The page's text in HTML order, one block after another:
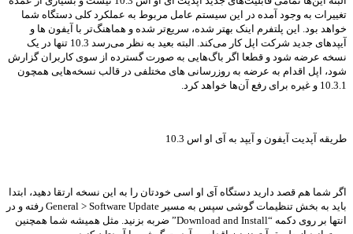
تغییرات به وجود آمده در این سیستم عامل مربوط به عملکرد کلی دستگاه شما
خواهد بود. این پلتفرم اینک بهتر شده، سریع‌تر شده و هماهنگ‌تر با آیفون ها و
آیپدهای جدید شرکت اپل کار می‌کند. البته بعید به نظر می‌رسد 10.3 تنها در یک
نسخه عرضه شود و قطعا اگر باگ‌هایی به صورت گسترده از سوی کاربران گزارش
شود، اپل اقدام به عرضه به روزرسانی های مختلفی در قالب نسخه‌هایی همچون
10.3.1 و غیره برای رفع آن‌ها خواهد کرد.
طریقه آپدیت آیفون و آیپد به آی او اس 10.3
اگر شما هم قصد دارید دستگاه آی او اسی خودتان را به این نسخه ارتقا دهید، ابتدا
باید به بخش تنظیمات گوشی سپس به مسیر General > Software Update رفته و در
انتها بر روی دکمه “Download and Install” ضربه بزنید. مثل همیشه شما همچنین